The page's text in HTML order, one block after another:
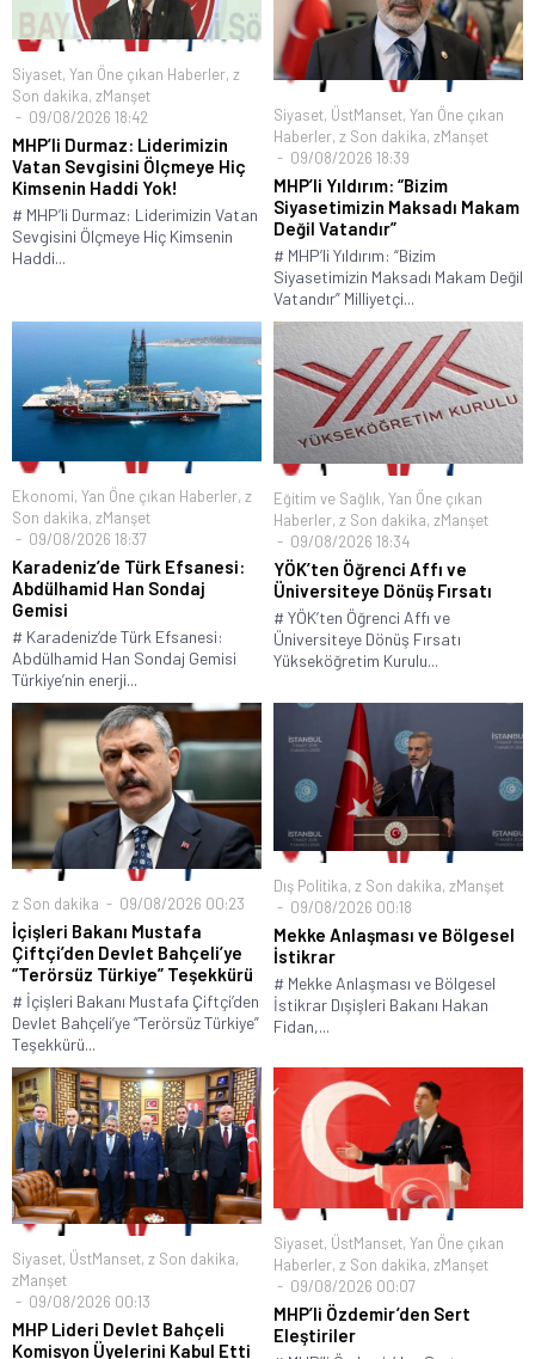
Siyaset, Yan Öne çıkan Haberler, z
Son dakika, zManşet
09/08/2026 18:42
MHP’li Durmaz: Liderimizin
Vatan Sevgisini Ölçmeye Hiç
Kimsenin Haddi Yok!
# MHP’li Durmaz: Liderimizin Vatan
Sevgisini Ölçmeye Hiç Kimsenin
Haddi...
Siyaset, ÜstManset, Yan Öne çıkan
Haberler, z Son dakika, zManşet
09/08/2026 18:39
MHP’li Yıldırım: “Bizim
Siyasetimizin Maksadı Makam
Değil Vatandır”
# MHP’li Yıldırım: “Bizim
Siyasetimizin Maksadı Makam Değil
Vatandır” Milliyetçi...
Ekonomi, Yan Öne çıkan Haberler, z
Son dakika, zManşet
09/08/2026 18:37
Karadeniz’de Türk Efsanesi:
Abdülhamid Han Sondaj
Gemisi
# Karadeniz’de Türk Efsanesi:
Abdülhamid Han Sondaj Gemisi
Türkiye’nin enerji...
Eğitim ve Sağlık, Yan Öne çıkan
Haberler, z Son dakika, zManşet
09/08/2026 18:34
YÖK’ten Öğrenci Affı ve
Üniversiteye Dönüş Fırsatı
# YÖK’ten Öğrenci Affı ve
Üniversiteye Dönüş Fırsatı
Yükseköğretim Kurulu...
z Son dakika 09/08/2026 00:23
İçişleri Bakanı Mustafa
Çiftçi’den Devlet Bahçeli’ye
“Terörsüz Türkiye” Teşekkürü
# İçişleri Bakanı Mustafa Çiftçi’den
Devlet Bahçeli’ye “Terörsüz Türkiye”
Teşekkürü...
Dış Politika, z Son dakika, zManşet
09/08/2026 00:18
Mekke Anlaşması ve Bölgesel
İstikrar
# Mekke Anlaşması ve Bölgesel
İstikrar Dışişleri Bakanı Hakan
Fidan,...
Siyaset, ÜstManset, z Son dakika,
zManşet
09/08/2026 00:13
MHP Lideri Devlet Bahçeli
Komisyon Üyelerini Kabul Etti
Siyaset, ÜstManset, Yan Öne çıkan
Haberler, z Son dakika, zManşet
09/08/2026 00:07
MHP’li Özdemir’den Sert
Eleştiriler